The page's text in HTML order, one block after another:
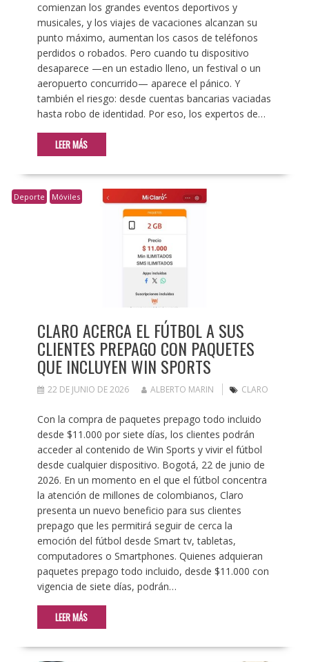
comienzan los grandes eventos deportivos y
musicales, y los viajes de vacaciones alcanzan su
punto máximo, aumentan los casos de teléfonos
perdidos o robados. Pero cuando tu dispositivo
desaparece —en un estadio lleno, un festival o un
aeropuerto concurrido— aparece el pánico. Y
también el riesgo: desde cuentas bancarias vaciadas
hasta robo de identidad. Por eso, los expertos de…
LEER MÁS
Deporte Móviles
CLARO ACERCA EL FÚTBOL A SUS
CLIENTES PREPAGO CON PAQUETES
QUE INCLUYEN WIN SPORTS
22 DE JUNIO DE 2026 ALBERTO MARIN CLARO
Con la compra de paquetes prepago todo incluido
desde $11.000 por siete días, los clientes podrán
acceder al contenido de Win Sports y vivir el fútbol
desde cualquier dispositivo. Bogotá, 22 de junio de
2026. En un momento en el que el fútbol concentra
la atención de millones de colombianos, Claro
presenta un nuevo beneficio para sus clientes
prepago que les permitirá seguir de cerca la
emoción del fútbol desde Smart tv, tabletas,
computadores o Smartphones. Quienes adquieran
paquetes prepago todo incluido, desde $11.000 con
vigencia de siete días, podrán…
LEER MÁS